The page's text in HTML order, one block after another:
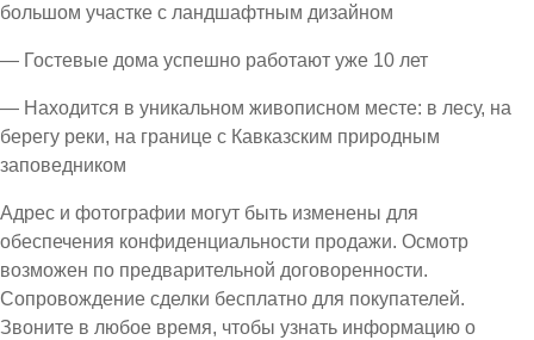
большом участке с ландшафтным дизайном
— Гостевые дома успешно работают уже 10 лет
— Находится в уникальном живописном месте: в лесу, на
берегу реки, на границе с Кавказским природным
заповедником
Адрес и фотографии могут быть изменены для
обеспечения конфиденциальности продажи. Осмотр
возможен по предварительной договоренности.
Сопровождение сделки бесплатно для покупателей.
Звоните в любое время, чтобы узнать информацию о